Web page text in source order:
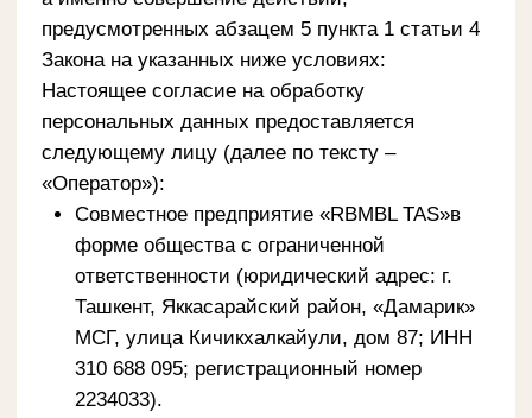
Настоящее согласие на обработку
предоставляется в отношении следующих ПДн
Клиента: фамилия, имя, отчество; адрес
регистрации; контактные данные (адрес
электронной почты, номер телефона); дата
рождения. Настоящее согласие на обработку
предоставляется в отношении следующих
способов обработки ПДн Клиента: сбор,
хранение, систематизация, изменение,
дополнение, распространение, передача,
использование, предоставление,
обезличивание и уничтожение; Настоящее
согласие предоставляется для обработки ПДн
Клиента в следующих целях: выполнения
работ и оказания услуг в рамках основной
деятельности (в том числе информирование
Клиента о проводимых Оператором кампаниях,
акциях, мероприятиях; внутреннее
использование, статистика и отчетность